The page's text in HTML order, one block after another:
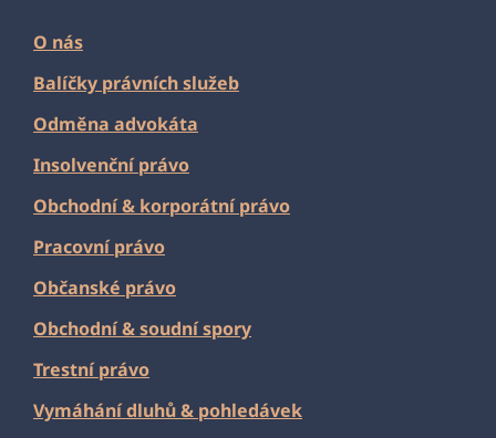
O nás
Balíčky právních služeb
Odměna advokáta
Insolvenční právo
Obchodní& korporátní právo
Pracovní právo
Občanské právo
Obchodní & soudní spory
Trestní právo
Vymáhání dluhů & pohledávek